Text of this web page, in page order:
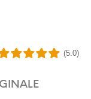
(5.0)